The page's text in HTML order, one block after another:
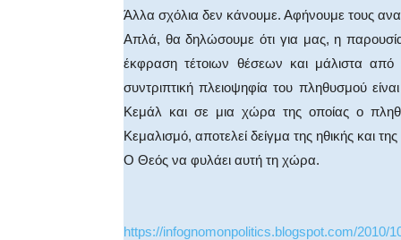
Άλλα σχόλια δεν κάνουμε. Αφήνουμε τους
Απλά, θα δηλώσουμε ότι για μας, η
έκφραση τέτοιων θέσεων και μάλιστα
συντριπτική πλειοψηφία του πληθυσμού
Κεμάλ και σε μια χώρα της οποίας ο
Κεμαλισμό, αποτελεί δείγμα της ηθικής και
Ο Θεός να φυλάει αυτή τη χώρα.
https://infognomonpolitics.blogspot.com/2010/